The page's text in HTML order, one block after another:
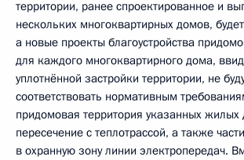
территории, ранее спроектированное и
нескольких многоквартирных домов,
а новые проекты благоустройства
для каждого многоквартирного дома,
уплотнённой застройки территории, не
соответствовать нормативным
придомовая территория указанных
пересечение с теплотрассой, а также
в охранную зону линии электропередач.